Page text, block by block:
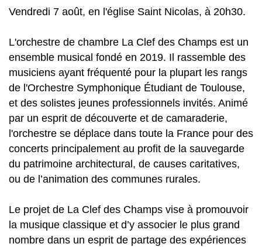
Vendredi 7 août, en l'église Saint Nicolas, à 20h30.
L'orchestre de chambre La Clef des Champs est un
ensemble musical fondé en 2019. Il rassemble des
musiciens ayant fréquenté pour la plupart les rangs
de l'Orchestre Symphonique Étudiant de Toulouse,
et des solistes jeunes professionnels invités. Animé
par un esprit de découverte et de camaraderie,
l'orchestre se déplace dans toute la France pour des
concerts principalement au profit de la sauvegarde
du patrimoine architectural, de causes caritatives,
ou de l’animation des communes rurales.
Le projet de La Clef des Champs vise à promouvoir
la musique classique et d’y associer le plus grand
nombre dans un esprit de partage des expériences